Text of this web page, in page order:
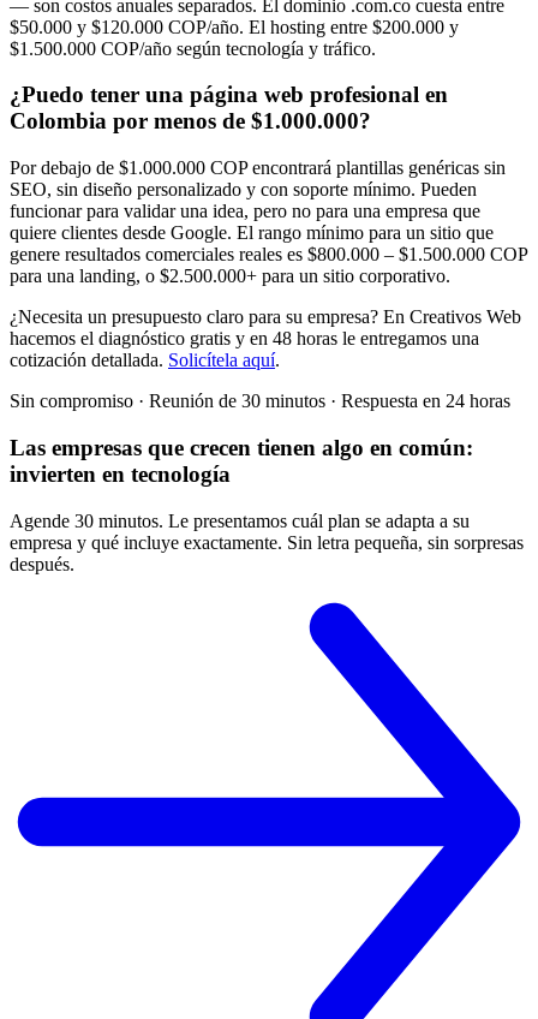
— son costos anuales separados. El dominio .com.co cuesta entre
$50.000 y $120.000 COP/año. El hosting entre $200.000 y
$1.500.000 COP/año según tecnología y tráfico.
¿Puedo tener una página web profesional en
Colombia por menos de $1.000.000?
Por debajo de $1.000.000 COP encontrará plantillas genéricas sin
SEO, sin diseño personalizado y con soporte mínimo. Pueden
funcionar para validar una idea, pero no para una empresa que
quiere clientes desde Google. El rango mínimo para un sitio que
genere resultados comerciales reales es $800.000 – $1.500.000 COP
para una landing, o $2.500.000+ para un sitio corporativo.
¿Necesita un presupuesto claro para su empresa? En Creativos Web
hacemos el diagnóstico gratis y en 48 horas le entregamos una
cotización detallada. Solicítela aquí.
Sin compromiso · Reunión de 30 minutos · Respuesta en 24 horas
Las empresas que crecen tienen algo en común:
invierten en tecnología
Agende 30 minutos. Le presentamos cuál plan se adapta a su
empresa y qué incluye exactamente. Sin letra pequeña, sin sorpresas
después.